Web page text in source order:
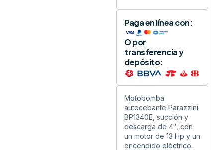
Paga en línea con:
O por
transferencia y
depósito:
Motobomba
autocebante Parazzini
BP1340E, succión y
descarga de 4″, con
un motor de 13 Hp y un
encendido eléctrico.